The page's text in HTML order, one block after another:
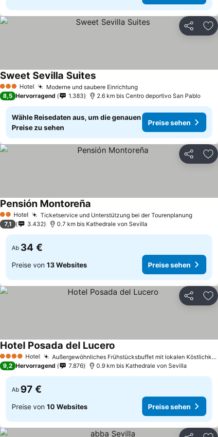
Teilen
3 SterneHotel Moderne und saubere EinrichtungPreise sehen
Sweet Sevilla SuitesPreise sehen
8,5 Hervorragend 1.383 2.6 km bis Centro deportivo San Pablo
Wähle Reisedaten aus, um die genauen
Preise zu sehen
Preise sehen
Teilen
2 Sterne
Hotel Ticketservice und Unterstützung bei der TourenplanungPreise
Pensión Montoreña
7,1 3.432 0.7 km bis Kathedrale von Sevilla
Ab 34 €
Preise von 13 Websites Preise sehen
Teilen
4 Sterne Hotel Außergewöhnliches Frühstücksbuffet mit lokalen Köstlichkeiten
Hotel Posada del Lucero
9,2 Hervorragend 7.876 0.9 km bis Kathedrale von Sevilla
Ab 97 €
Preise von 10 Websites Preise sehen